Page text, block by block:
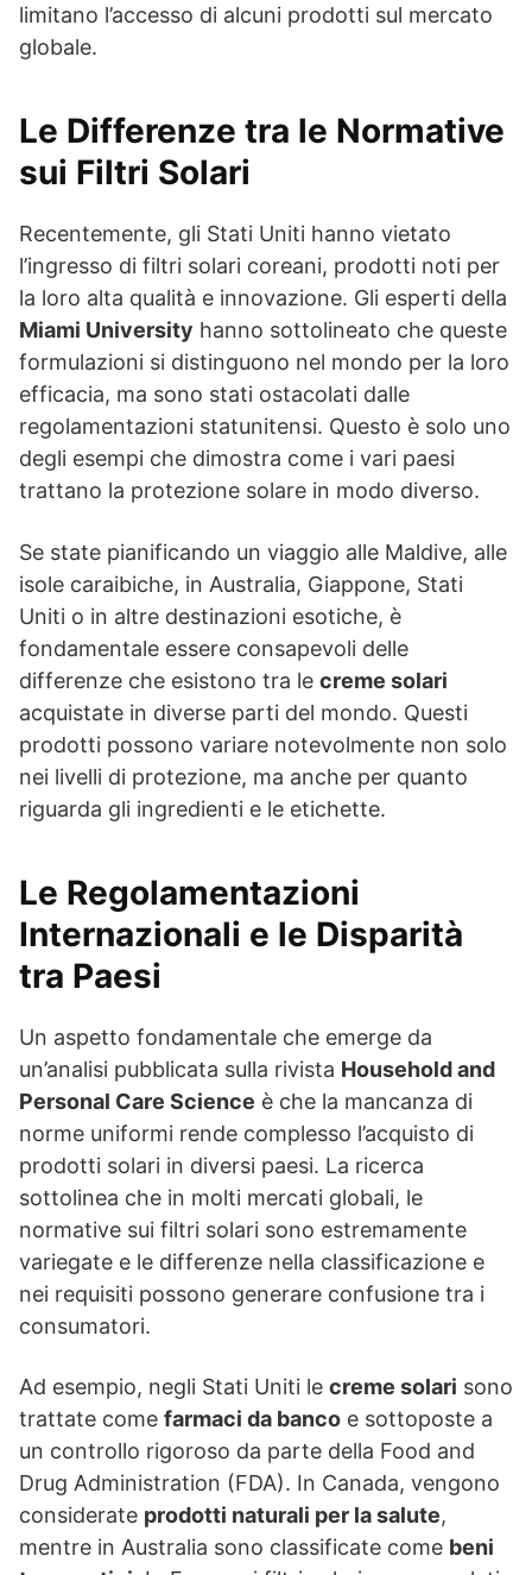
limitano l’accesso di alcuni prodotti sul mercato
globale.
Le Differenze tra le Normative
sui Filtri Solari
Recentemente, gli Stati Uniti hanno vietato
l’ingresso di filtri solari coreani, prodotti noti per
la loro alta qualità e innovazione. Gli esperti della
Miami University hanno sottolineato che queste
formulazioni si distinguono nel mondo per la loro
efficacia, ma sono stati ostacolati dalle
regolamentazioni statunitensi. Questo è solo uno
degli esempi che dimostra come i vari paesi
trattano la protezione solare in modo diverso.
Se state pianificando un viaggio alle Maldive, alle
isole caraibiche, in Australia, Giappone, Stati
Uniti o in altre destinazioni esotiche, è
fondamentale essere consapevoli delle
differenze che esistono tra le creme solari
acquistate in diverse parti del mondo. Questi
prodotti possono variare notevolmente non solo
nei livelli di protezione, ma anche per quanto
riguarda gli ingredienti e le etichette.
Le Regolamentazioni
Internazionali e le Disparità
tra Paesi
Un aspetto fondamentale che emerge da
un’analisi pubblicata sulla rivista Household and
Personal Care Science è che la mancanza di
norme uniformi rende complesso l’acquisto di
prodotti solari in diversi paesi. La ricerca
sottolinea che in molti mercati globali, le
normative sui filtri solari sono estremamente
variegate e le differenze nella classificazione e
nei requisiti possono generare confusione tra i
consumatori.
Ad esempio, negli Stati Uniti le creme solari sono
trattate come farmaci da banco e sottoposte a
un controllo rigoroso da parte della Food and
Drug Administration (FDA). In Canada, vengono
considerate prodotti naturali per la salute,
mentre in Australia sono classificate come beni